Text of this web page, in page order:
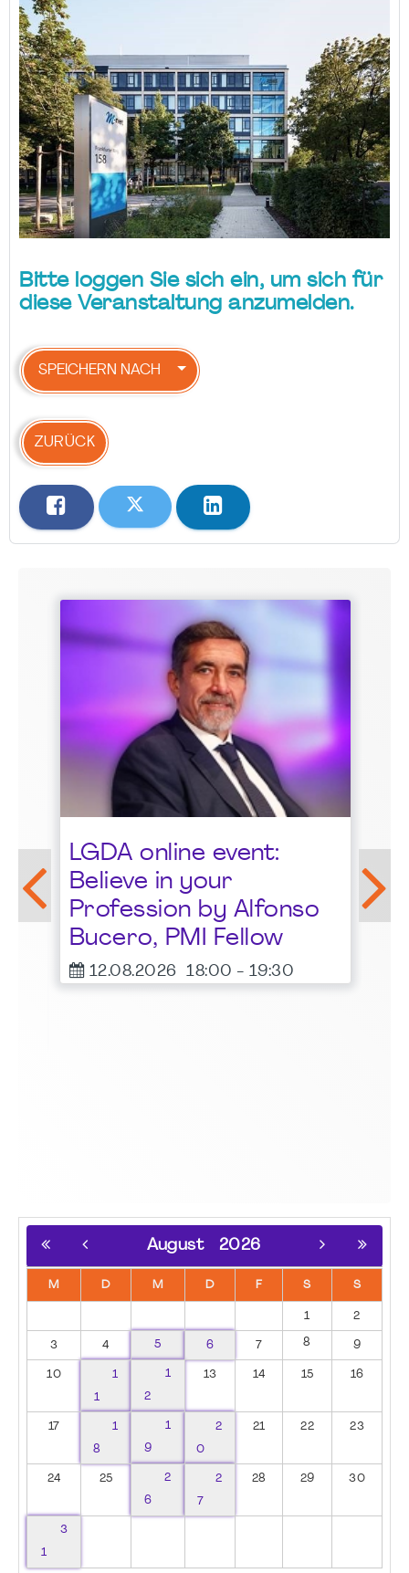
Bitte loggen Sie sich ein, um sich für
diese Veranstaltung anzumelden.
SPEICHERN NACH
ZURÜCK
LGDA online event:
Believe in your
Profession by Alfonso
Bucero, PMI Fellow
12.08.2026 18:00 - 19:30
August 2026
M D M D F S S
1 2
3 4 5 6 7 8 9
10
1
1
1
2
13 14 15 16
17
1
8
1
9
2
0
21 22 23
24 25
2
6
2
7
28 29 30
3
1